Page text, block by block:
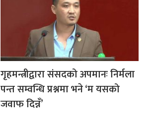
गृहमन्त्रीद्वारा संसदको अपमानः निर्मला
पन्त सम्वन्धि प्रश्नमा भने ‘म यसको
जवाफ दिन्नँ’